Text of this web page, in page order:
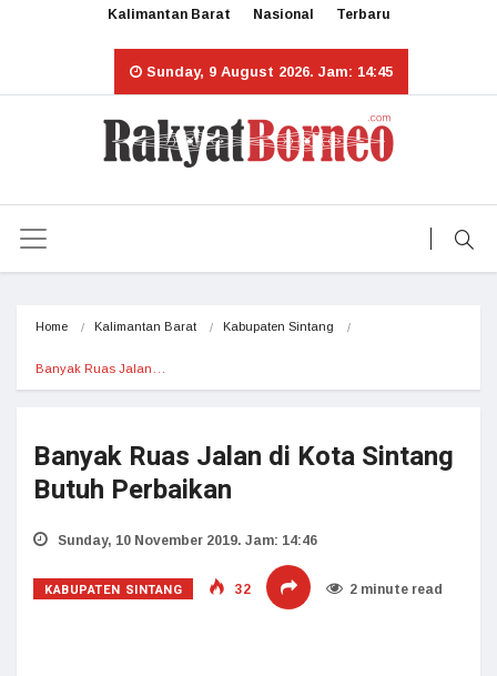
Kalimantan Barat Nasional Terbaru
Sunday, 9 August 2026. Jam: 14:45
Home Kalimantan Barat Kabupaten Sintang
Banyak Ruas Jalan…
Banyak Ruas Jalan di Kota Sintang
Butuh Perbaikan
Sunday, 10 November 2019. Jam: 14:46
KABUPATEN SINTANG 32 2 minute read